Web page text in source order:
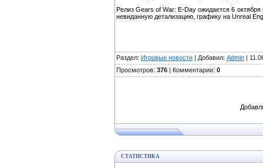
Релиз Gears of War: E-Day ожидается 6
невиданную детализацию, графику на Unreal
Раздел: Игровые новости | Добавил: Admin |
Просмотров: 376 | Комментарии: 0
СТАТИСТИКА